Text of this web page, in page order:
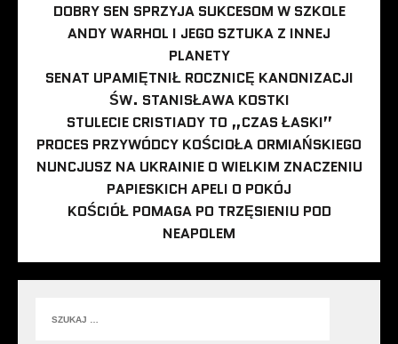
DOBRY SEN SPRZYJA SUKCESOM W SZKOLE
ANDY WARHOL I JEGO SZTUKA Z INNEJ
PLANETY
SENAT UPAMIĘTNIŁ ROCZNICĘ KANONIZACJI
ŚW. STANISŁAWA KOSTKI
STULECIE CRISTIADY TO „CZAS ŁASKI”
PROCES PRZYWÓDCY KOŚCIOŁA ORMIAŃSKIEGO
NUNCJUSZ NA UKRAINIE O WIELKIM ZNACZENIU
PAPIESKICH APELI O POKÓJ
KOŚCIÓŁ POMAGA PO TRZĘSIENIU POD
NEAPOLEM